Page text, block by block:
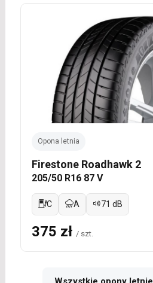
Opona letnia
Firestone Roadhawk 2
205/50 R16 87 V
C A 71 dB
375 zł / szt.